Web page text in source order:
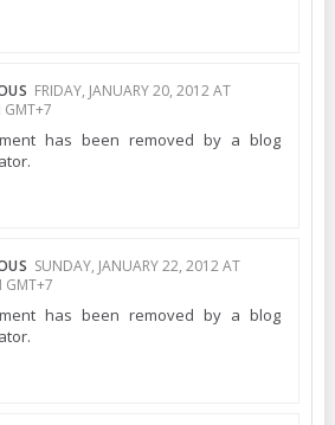
FRIDAY, JANUARY 20, 2012 AT
GMT+7
has been removed by a blog
SUNDAY, JANUARY 22, 2012 AT
GMT+7
has been removed by a blog